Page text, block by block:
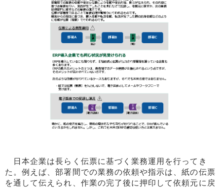
日本企業は長らく伝票に基づく業務運用を行ってき
た。例えば、部署間での業務の依頼や指示は、紙の伝票
を通して伝えられ、作業の完了後に押印して依頼元に戻